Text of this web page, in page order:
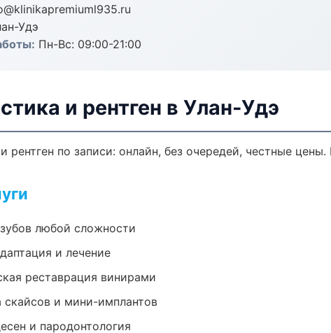
Удэ
Пн-Вс: 09:00-21:00
и рентген в Улан-Удэ
рентген по записи: онлайн, без очередей, честные
любой сложности
и лечение
реставрация винирами
скайсов и мини-имплантов
и пародонтология